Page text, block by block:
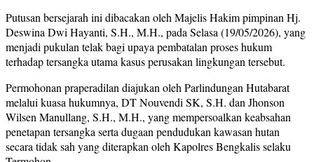
Putusan bersejarah ini dibacakan oleh Majelis Hakim pimpinan Hj.
Deswina Dwi Hayanti, S.H., M.H., pada Selasa (19/05/2026), yang
menjadi pukulan telak bagi upaya pembatalan proses hukum
terhadap tersangka utama kasus perusakan lingkungan tersebut.
Permohonan praperadilan diajukan oleh Parlindungan Hutabarat
melalui kuasa hukumnya, DT Nouvendi SK, S.H. dan Jhonson
Wilsen Manullang, S.H., M.H., yang mempersoalkan keabsahan
penetapan tersangka serta dugaan pendudukan kawasan hutan
secara tidak sah yang diterapkan oleh Kapolres Bengkalis selaku